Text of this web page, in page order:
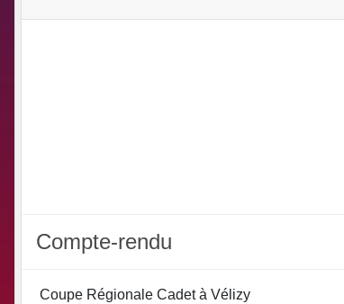
Compte-rendu
Coupe Régionale Cadet à Vélizy